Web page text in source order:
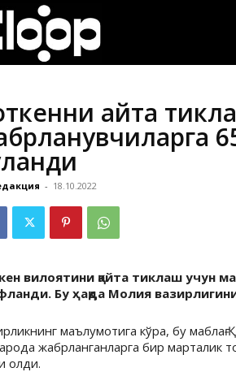
қайта
- 18.10.2022
вилоятини қайта тиклаш учун
Бу ҳақда Молия
маълумотига кўра, бу маблағ
жабрланганларга бир марталик
олди.